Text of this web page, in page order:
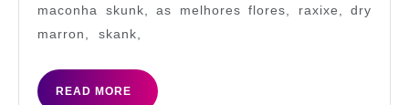
maconha skunk, as melhores flores, raxixe, dry
marron, skank,
READ MORE
READ